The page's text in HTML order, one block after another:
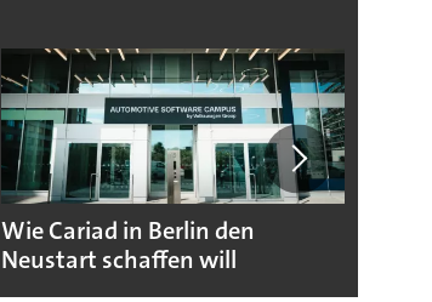
Wie Cariad in Berlin den
Neustart schaffen will